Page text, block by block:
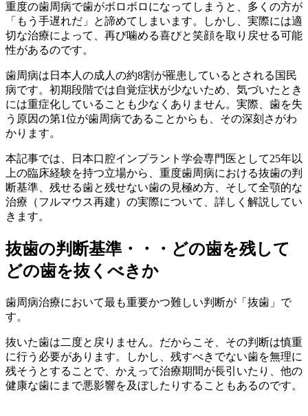
重度の歯周病で歯がボロボロになってしまうと、多くの方が
「もう手遅れだ」と諦めてしまいます。しかし、実際には適
切な治療によって、再び噛める喜びと笑顔を取り戻せる可能
性があるのです。
歯周病は日本人の成人の約8割が罹患しているとされる国民
病です。初期段階では自覚症状が少ないため、気づいたとき
には重症化していることも少なくありません。実際、歯を失
う原因の第1位が歯周病であることからも、その深刻さがわ
かります。
本記事では、日本口腔インプラント学会専門医として25年以
上の臨床経験を持つ立場から、重度歯周病における抜歯の判
断基準、残せる歯と残せない歯の見極め方、そして全顎的な
治療（フルマウス再建）の実際について、詳しく解説してい
きます。
抜歯の判断基準・・・どの歯を残して
どの歯を抜くべきか
歯周病治療において最も重要かつ難しい判断が「抜歯」で
す。
抜いた歯は二度と戻りません。だからこそ、その判断は慎重
に行う必要があります。しかし、残すべきでない歯を無理に
残そうとすることで、かえって治療期間が長引いたり、他の
健康な歯にまで悪影響を及ぼしたりすることもあるのです。